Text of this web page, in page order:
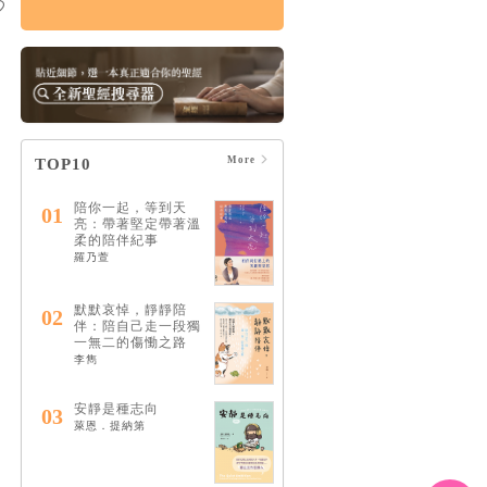
×情緒共存×人際關係
的溫柔支持，在孤單
中找回愛與希望
HK$143 $150
TOP10 More
01
陪你一起，等到天
亮：帶著堅定帶著溫
柔的陪伴紀事
羅乃萱
02
默默哀悼，靜靜陪
伴：陪自己走一段獨
一無二的傷慟之路
李雋
03 安靜是種志向
萊恩．提納第